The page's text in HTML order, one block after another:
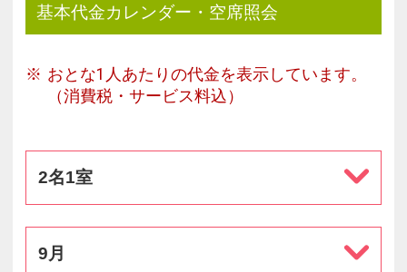
基本代金カレンダー・空席照会
おとな1人あたりの代金を表示しています。
（消費税・サービス料込）
2名1室
9月